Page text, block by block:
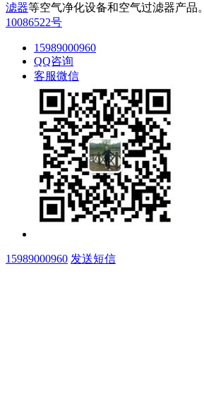
滤器等空气净化设备和空气过滤器产品。
10086522号
15989000960
QQ咨询
客服微信
15989000960 发送短信